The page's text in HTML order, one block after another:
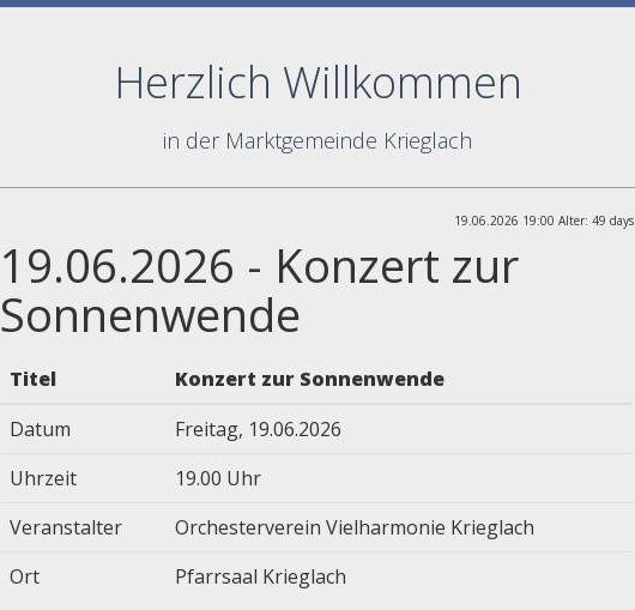
Herzlich Willkommen
in der Marktgemeinde Krieglach
19.06.2026 19:00 Alter: 49 days
19.06.2026 - Konzert zur
Sonnenwende
Titel
Konzert zur Sonnenwende
Datum
Freitag, 19.06.2026
Uhrzeit
19.00 Uhr
Veranstalter
Orchesterverein Vielharmonie Krieglach
Ort
Pfarrsaal Krieglach